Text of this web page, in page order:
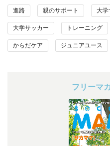
進路 親のサポート 大学
大学サッカー トレーニング
からだケア ジュニアユース
フリーマ